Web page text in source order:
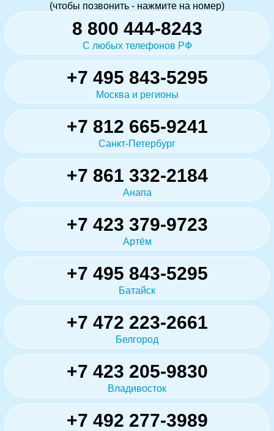
(чтобы позвонить - нажмите на номер)
8 800 444-8243
С любых телефонов РФ
+7 495 843-5295
Москва и регионы
+7 812 665-9241
Санкт-Петербург
+7 861 332-2184
Анапа
+7 423 379-9723
Артём
+7 495 843-5295
Батайск
+7 472 223-2661
Белгород
+7 423 205-9830
Владивосток
+7 492 277-3989